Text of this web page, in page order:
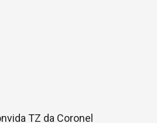
TZ da Coronel